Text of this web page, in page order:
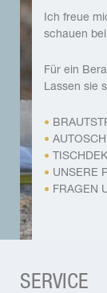
Ich freue
schauen
Für ein
Lassen sie
UNSERE
FRAGEN
SERVICE